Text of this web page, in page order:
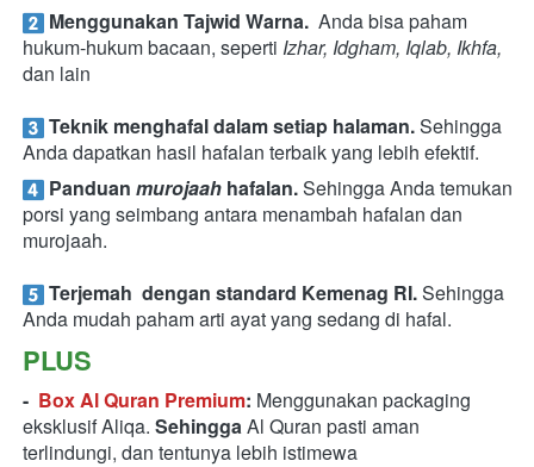
Menggunakan Tajwid Warna. Anda bisa paham
hukum-hukum bacaan, seperti Izhar, Idgham, Iqlab, Ikhfa,
dan lain
Teknik menghafal dalam setiap halaman.Sehingga
Anda dapatkan hasil hafalan terbaik yang lebih efektif.
Panduan murojaah hafalan.Sehingga Anda temukan
porsi yang seimbang antara menambah hafalan dan
murojaah.
Terjemah dengan standard Kemenag RI. Sehingga
Anda mudah paham arti ayat yang sedang di hafal.
PLUS
- Box Al Quran Premium: Menggunakan packaging
eksklusif Aliqa. Sehingga Al Quran pasti aman
terlindungi, dan tentunya lebih istimewa